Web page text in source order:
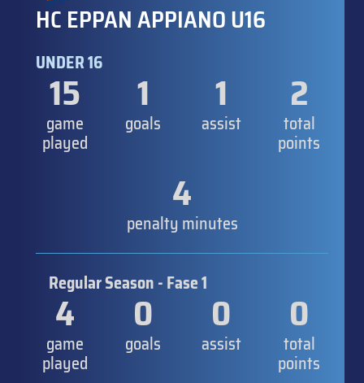
HC EPPAN APPIANO U16
UNDER 16
15
game
played
1
goals
1
assist
2
total
points
4
penalty minutes
Regular Season - Fase 1
4
game
played
0
goals
0
assist
0
total
points